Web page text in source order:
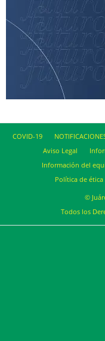
COVID-19
Aviso Legal
Información del
Política de ética
©
Todos los